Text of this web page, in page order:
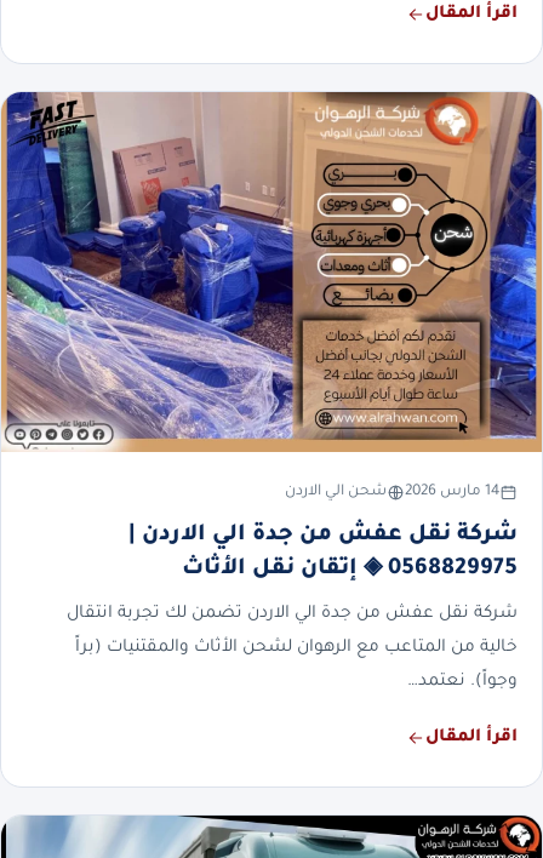
اقرأ المقال
14 مارس 2026 شحن الي الاردن
شركة نقل عفش من جدة الي الاردن |
0568829975 ◈ إتقان نقل الأثاث
شركة نقل عفش من جدة الي الاردن تضمن لك تجربة انتقال
خالية من المتاعب مع الرهوان لشحن الأثاث والمقتنيات (براً
وجواً). نعتمد…
اقرأ المقال